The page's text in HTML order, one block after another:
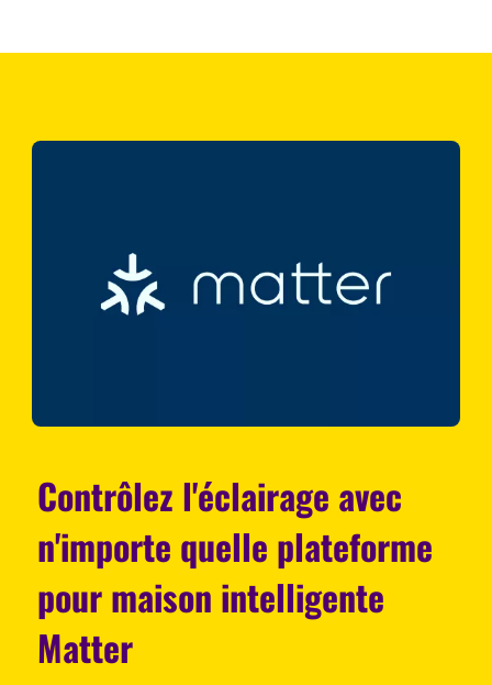
Contrôlez l'éclairage avec
n'importe quelle plateforme
pour maison intelligente
Matter